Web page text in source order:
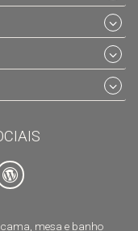
cama, mesa e banho